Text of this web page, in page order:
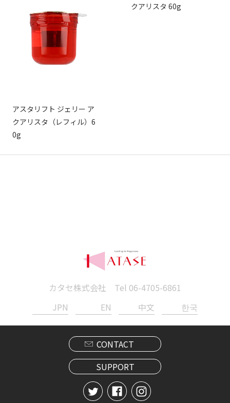
アスタリフト ジェリー ア
クアリスタ（レフィル）6
0g
クアリスタ 60g
カタセ株式会社 Tel 06-4705-6861
JPN
EN 中文 한국
CONTACT
SUPPORT